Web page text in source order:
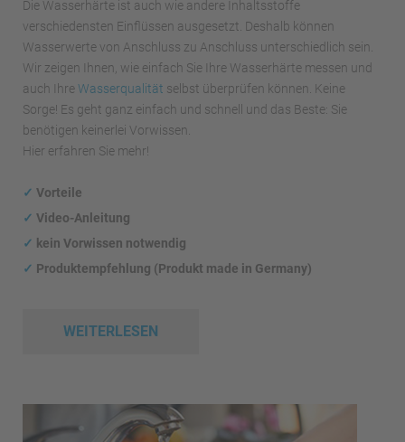
Die Wasserhärte ist auch wie andere Inhaltsstoffe
verschiedensten Einflüssen ausgesetzt. Deshalb können
Wasserwerte von Anschluss zu Anschluss unterschiedlich sein.
Wir zeigen Ihnen, wie einfach Sie Ihre Wasserhärte messen und
auch IhreWasserqualität selbst überprüfen können. Keine
Sorge! Es geht ganz einfach und schnell und das Beste: Sie
benötigen keinerlei Vorwissen.
Hier erfahren Sie mehr!
✓ Vorteile
✓ Video-Anleitung
✓ kein Vorwissen notwendig
✓ Produktempfehlung (Produkt made in Germany)
WEITERLESEN